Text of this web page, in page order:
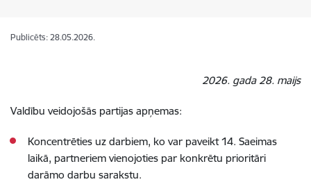
Publicēts: 28.05.2026.
2026. gada 28. maijs
Valdību veidojošās partijas apņemas:
Koncentrēties uz darbiem, ko var paveikt 14. Saeimas
laikā, partneriem vienojoties par konkrētu prioritāri
darāmo darbu sarakstu.